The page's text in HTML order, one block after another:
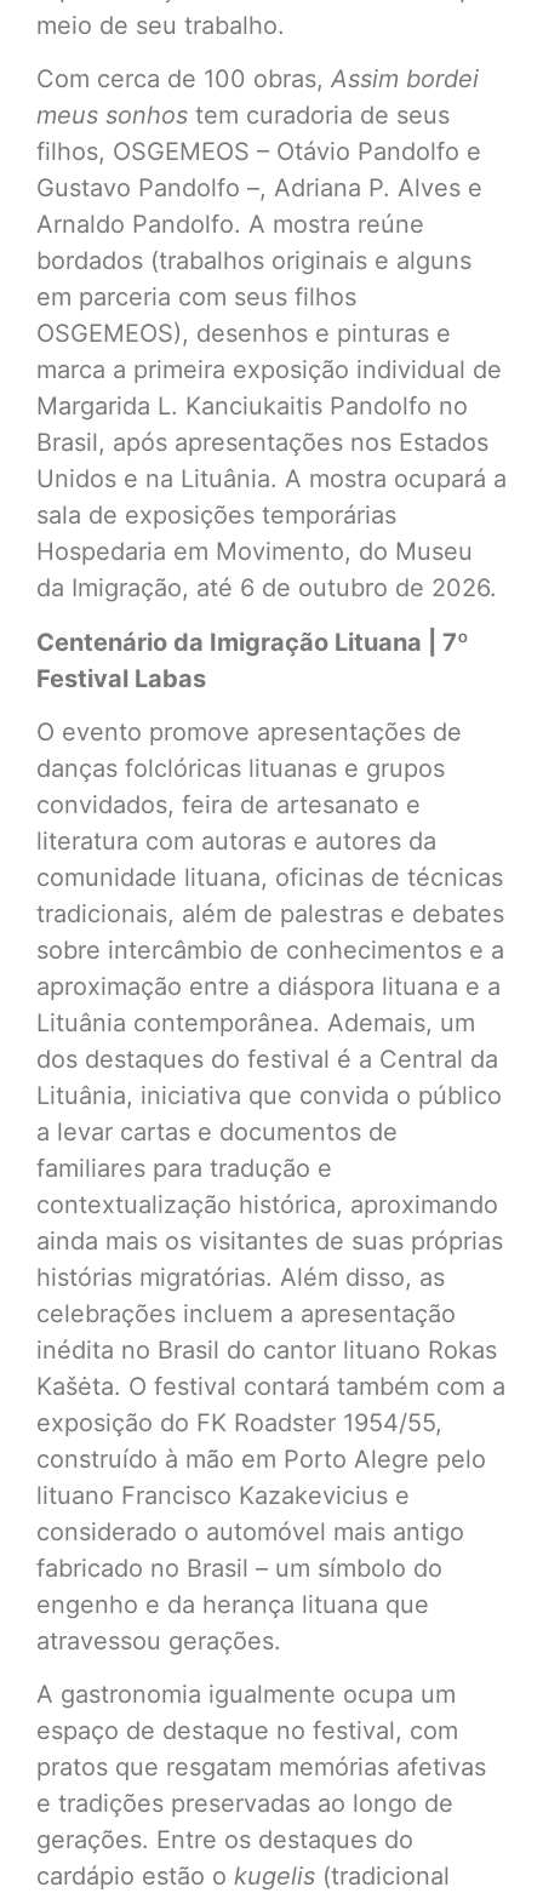
meio de seu trabalho.
Com cerca de 100 obras, Assim bordei
meus sonhos tem curadoria de seus
filhos, OSGEMEOS – Otávio Pandolfo e
Gustavo Pandolfo –, Adriana P. Alves e
Arnaldo Pandolfo. A mostra reúne
bordados (trabalhos originais e alguns
em parceria com seus filhos
OSGEMEOS), desenhos e pinturas e
marca a primeira exposição individual de
Margarida L. Kanciukaitis Pandolfo no
Brasil, após apresentações nos Estados
Unidos e na Lituânia. A mostra ocupará a
sala de exposições temporárias
Hospedaria em Movimento, do Museu
da Imigração, até 6 de outubro de 2026.
Centenário da Imigração Lituana | 7º
Festival Labas
O evento promove apresentações de
danças folclóricas lituanas e grupos
convidados, feira de artesanato e
literatura com autoras e autores da
comunidade lituana, oficinas de técnicas
tradicionais, além de palestras e debates
sobre intercâmbio de conhecimentos e a
aproximação entre a diáspora lituana e a
Lituânia contemporânea. Ademais, um
dos destaques do festival é a Central da
Lituânia, iniciativa que convida o público
a levar cartas e documentos de
familiares para tradução e
contextualização histórica, aproximando
ainda mais os visitantes de suas próprias
histórias migratórias. Além disso, as
celebrações incluem a apresentação
inédita no Brasil do cantor lituano Rokas
Kašėta. O festival contará também com a
exposição do FK Roadster 1954/55,
construído à mão em Porto Alegre pelo
lituano Francisco Kazakevicius e
considerado o automóvel mais antigo
fabricado no Brasil – um símbolo do
engenho e da herança lituana que
atravessou gerações.
A gastronomia igualmente ocupa um
espaço de destaque no festival, com
pratos que resgatam memórias afetivas
e tradições preservadas ao longo de
gerações. Entre os destaques do
cardápio estão o kugelis (tradicional